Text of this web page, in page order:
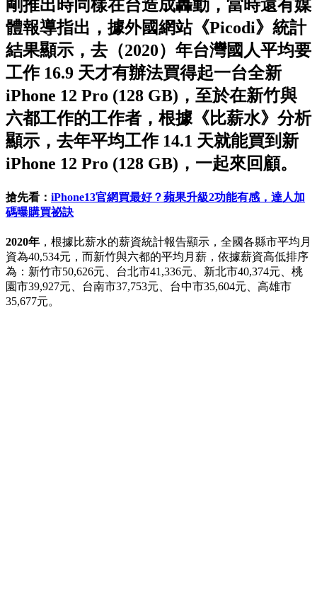
剛推出時同樣在台造成轟動，當時還有媒
體報導指出，據外國網站《Picodi》統計
結果顯示，去（2020）年台灣國人平均要
工作 16.9 天才有辦法買得起一台全新
iPhone 12 Pro (128 GB)，至於在新竹與
六都工作的工作者，根據《比薪水》分析
顯示，去年平均工作 14.1 天就能買到新
iPhone 12 Pro (128 GB)，一起來回顧。
搶先看： iPhone13官網買最好？蘋果升級2功能有感，達人加
碼曝購買祕訣
2020年 ，根據比薪水的薪資統計報告顯示，全國各縣市平均月
資為40,534元，而新竹與六都的平均月薪，依據薪資高低排序
為：新竹市50,626元、台北市41,336元、新北市40,374元、桃
園市39,927元、台南市37,753元、台中市35,604元、高雄市
35,677元。